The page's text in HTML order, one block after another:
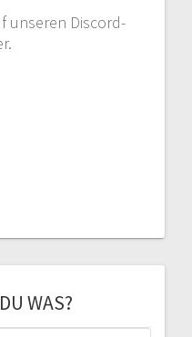
unseren Discord-
WAS?